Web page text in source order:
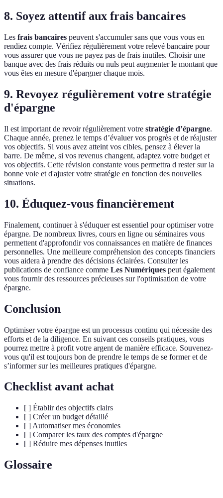
8. Soyez attentif aux frais bancaires
Les frais bancaires peuvent s'accumuler sans que vous vous en
rendiez compte. Vérifiez régulièrement votre relevé bancaire pour
vous assurer que vous ne payez pas de frais inutiles. Choisir une
banque avec des frais réduits ou nuls peut augmenter le montant que
vous êtes en mesure d'épargner chaque mois.
9. Revoyez régulièrement votre stratégie
d'épargne
Il est important de revoir régulièrement votre stratégie d’épargne.
Chaque année, prenez le temps d’évaluer vos progrès et de réajuster
vos objectifs. Si vous avez atteint vos cibles, pensez à élever la
barre. De même, si vos revenus changent, adaptez votre budget et
vos objectifs. Cette révision constante vous permettra d rester sur la
bonne voie et d'ajuster votre stratégie en fonction des nouvelles
situations.
10. Éduquez-vous financièrement
Finalement, continuer à s'éduquer est essentiel pour optimiser votre
épargne. De nombreux livres, cours en ligne ou séminaires vous
permettent d'approfondir vos connaissances en matière de finances
personnelles. Une meilleure compréhension des concepts financiers
vous aidera à prendre des décisions éclairées. Consulter les
publications de confiance comme Les Numériques peut également
vous fournir des ressources précieuses sur l'optimisation de votre
épargne.
Conclusion
Optimiser votre épargne est un processus continu qui nécessite des
efforts et de la diligence. En suivant ces conseils pratiques, vous
pourrez mettre à profit votre argent de manière efficace. Souvenez-
vous qu'il est toujours bon de prendre le temps de se former et de
s’informer sur les meilleures pratiques d'épargne.
Checklist avant achat
[ ] Établir des objectifs clairs
[ ] Créer un budget détaillé
[ ] Automatiser mes économies
[ ] Comparer les taux des comptes d'épargne
[ ] Réduire mes dépenses inutiles
Glossaire